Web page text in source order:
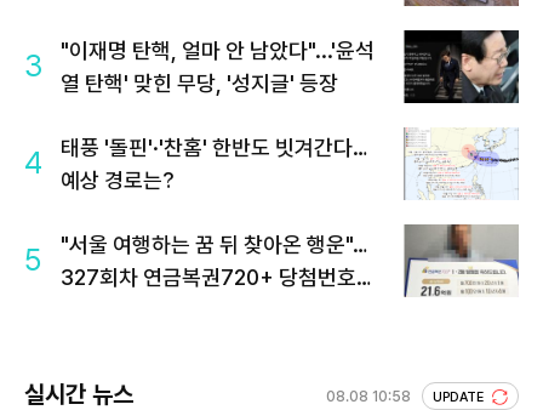
3
"이재명 탄핵, 얼마 안 남았다"...'윤석
열 탄핵' 맞힌 무당, '성지글' 등장
4
태풍 '돌핀'·'찬홈' 한반도 빗겨간다…
예상 경로는?
5
"서울 여행하는 꿈 뒤 찾아온 행운"…
327회차 연금복권720+ 당첨번호조
실시간 뉴스 08.08 10:58 UPDATE